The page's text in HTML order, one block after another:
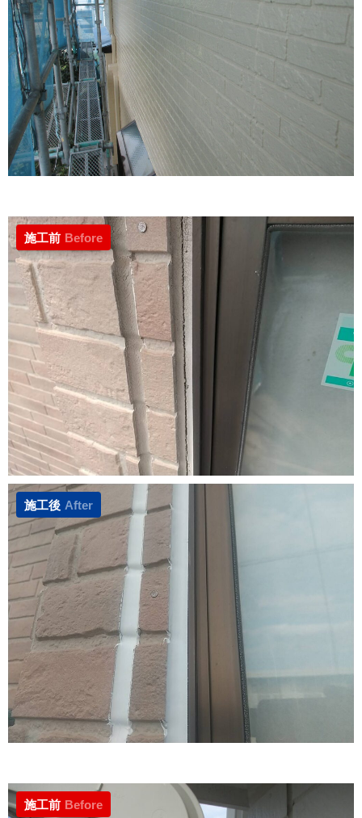
施工前 Before
施工後 After
施工前 Before